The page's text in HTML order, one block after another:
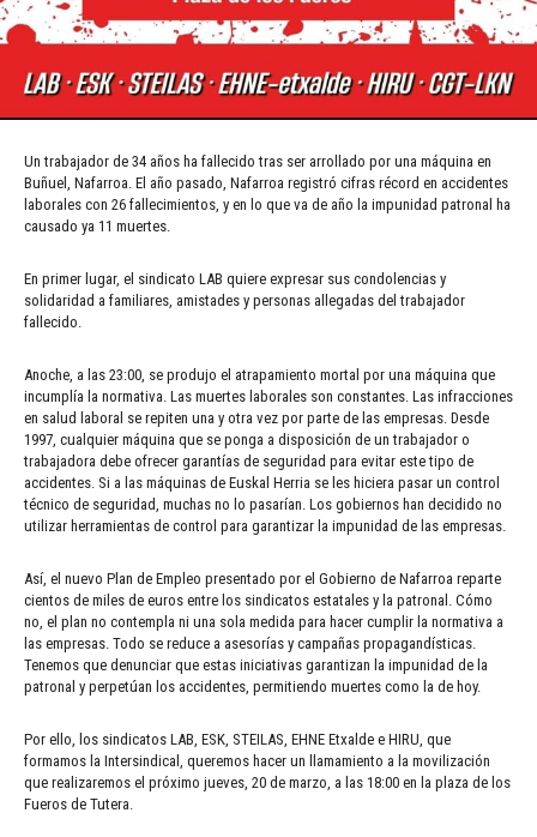
Un trabajador de 34 años ha fallecido tras ser arrollado por una máquina en
Buñuel, Nafarroa. El año pasado, Nafarroa registró cifras récord en accidentes
laborales con 26 fallecimientos, y en lo que va de año la impunidad patronal ha
causado ya 11 muertes.
En primer lugar, el sindicato LAB quiere expresar sus condolencias y
solidaridad a familiares, amistades y personas allegadas del trabajador
fallecido.
Anoche, a las 23:00, se produjo el atrapamiento mortal por una máquina que
incumplía la normativa. Las muertes laborales son constantes. Las infracciones
en salud laboral se repiten una y otra vez por parte de las empresas. Desde
1997, cualquier máquina que se ponga a disposición de un trabajador o
trabajadora debe ofrecer garantías de seguridad para evitar este tipo de
accidentes. Si a las máquinas de Euskal Herria se les hiciera pasar un control
técnico de seguridad, muchas no lo pasarían. Los gobiernos han decidido no
utilizar herramientas de control para garantizar la impunidad de las empresas.
Así, el nuevo Plan de Empleo presentado por el Gobierno de Nafarroa reparte
cientos de miles de euros entre los sindicatos estatales y la patronal. Cómo
no, el plan no contempla ni una sola medida para hacer cumplir la normativa a
las empresas. Todo se reduce a asesorías y campañas propagandísticas.
Tenemos que denunciar que estas iniciativas garantizan la impunidad de la
patronal y perpetúan los accidentes, permitiendo muertes como la de hoy.
Por ello, los sindicatos LAB, ESK, STEILAS, EHNE Etxalde e HIRU, que
formamos la Intersindical, queremos hacer un llamamiento a la movilización
que realizaremos el próximo jueves, 20 de marzo, a las 18:00 en la plaza de los
Fueros de Tutera.